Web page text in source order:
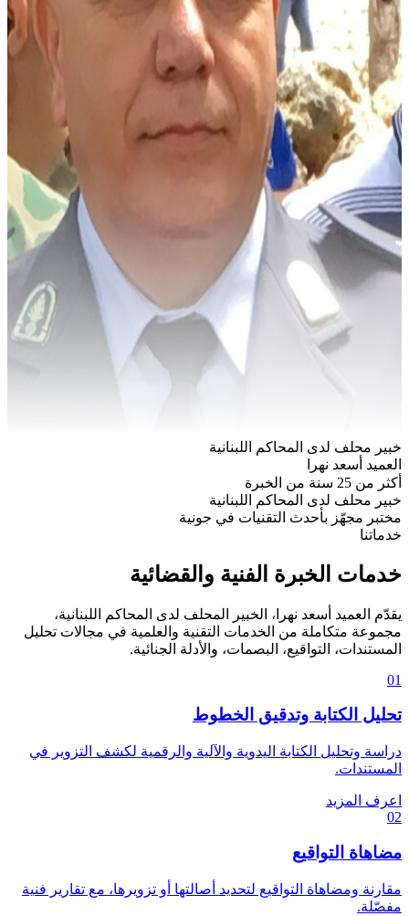
خبير محلف لدى المحاكم اللبنانية
العميد أسعد نهرا
أكثر من 25 سنة من الخبرة
خبير محلف لدى المحاكم اللبنانية
مختبر مجهّز بأحدث التقنيات في جونية
خدماتنا
خدمات الخبرة الفنية والقضائية
يقدّم العميد أسعد نهرا، الخبير المحلف لدى المحاكم اللبنانية،
مجموعة متكاملة من الخدمات التقنية والعلمية في مجالات تحليل
المستندات، التواقيع، البصمات، والأدلة الجنائية.
01
تحليل الكتابة وتدقيق الخطوط
دراسة وتحليل الكتابة اليدوية والآلية والرقمية لكشف التزوير في
المستندات.
اعرف المزيد
02
مضاهاة التواقيع
مقارنة ومضاهاة التواقيع لتحديد أصالتها أو تزويرها، مع تقارير فنية
مفصّلة.